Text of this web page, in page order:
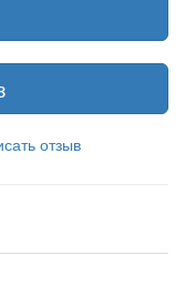
отзыв